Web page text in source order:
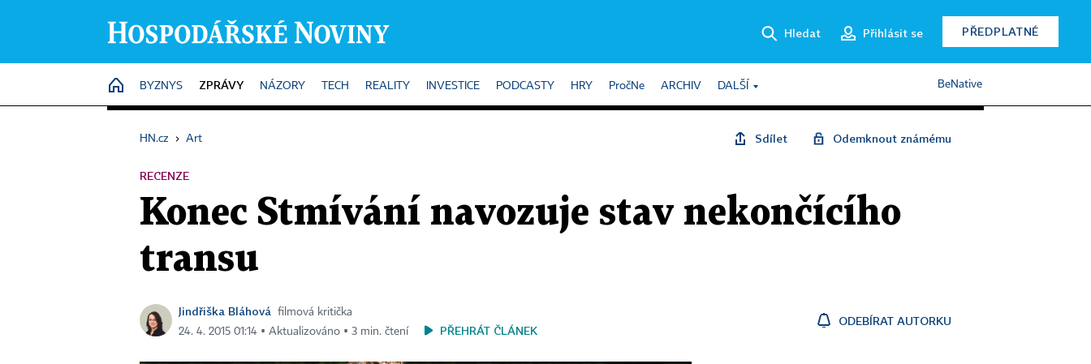
Hledat Přihlásit se PŘEDPLATNÉ
HOME
BYZNYS ZPRÁVY NÁZORY TECH REALITY INVESTICE PODCASTY HRY PročNe ARCHIV DALŠÍ BeNative
HN.cz › Art Sdílet Odemknout známému
RECENZE
Konec Stmívání navozuje stav nekončícího
transu
Jindřiška Bláhová
filmová kritička
24. 4. 2015 01:14 ▪ Aktualizováno ▪ 3 min. čtení
PŘEHRÁT ČLÁNEK
ODEBÍRAT AUTORKU